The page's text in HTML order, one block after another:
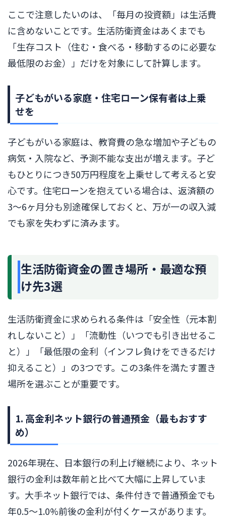
ここで注意したいのは、「毎月の投資額」は生活費
に含めないことです。生活防衛資金はあくまでも
「生存コスト（住む・食べる・移動するのに必要な
最低限のお金）」だけを対象にして計算します。
子どもがいる家庭・住宅ローン保有者は上乗
せを
子どもがいる家庭は、教育費の急な増加や子どもの
病気・入院など、予測不能な支出が増えます。子ど
もひとりにつき50万円程度を上乗せして考えると安
心です。住宅ローンを抱えている場合は、返済額の
3〜6ヶ月分も別途確保しておくと、万が一の収入減
でも家を失わずに済みます。
生活防衛資金の置き場所・最適な預
け先3選
生活防衛資金に求められる条件は「安全性（元本割
れしないこと）」「流動性（いつでも引き出せるこ
と）」「最低限の金利（インフレ負けをできるだけ
抑えること）」の3つです。この3条件を満たす置き
場所を選ぶことが重要です。
1. 高金利ネット銀行の普通預金（最もおすす
め）
2026年現在、日本銀行の利上げ継続により、ネット
銀行の金利は数年前と比べて大幅に上昇していま
す。大手ネット銀行では、条件付きで普通預金でも
年0.5〜1.0%前後の金利が付くケースがあります。